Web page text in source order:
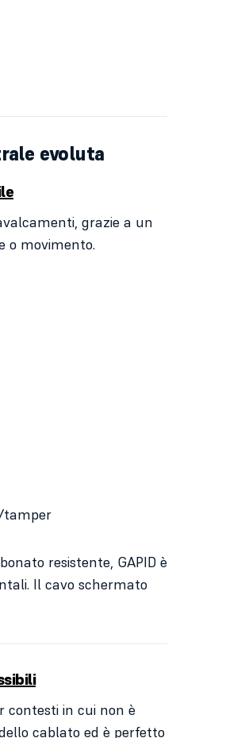
evoluta
grazie a un
o movimento.
tamper
resistente, GAPID è
Il cavo schermato
contesti in cui non è
cablato ed è perfetto